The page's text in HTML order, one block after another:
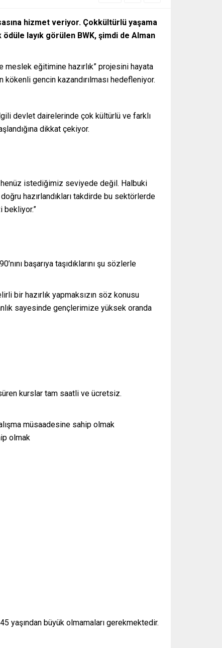
hizmet veriyor. Çokkültürlü yaşama
layık görülen BWK, şimdi de Alman
meslek eğitimine hazırlık” projesini hayata
gencin kazandırılması hedefleniyor.
devlet dairelerinde çok kültürlü ve farklı
dikkat çekiyor.
henüz istediğimiz seviyede değil. Halbuki
hazırlandıkları takdirde bu sektörlerde
bekliyor.”
başarıya taşıdıklarını şu sözlerle
bir hazırlık yapmaksızın söz konusu
sayesinde gençlerimize yüksek oranda
kurslar tam saatli ve ücretsiz.
müsaadesine sahip olmak
olmak
yaşından büyük olmamaları gerekmektedir.